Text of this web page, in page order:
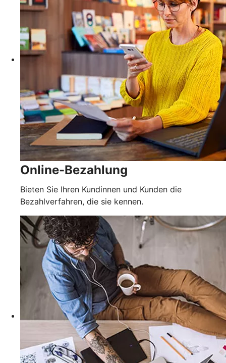
Online-Bezahlung
Bieten Sie Ihren Kundinnen und Kunden die
Bezahlverfahren, die sie kennen.